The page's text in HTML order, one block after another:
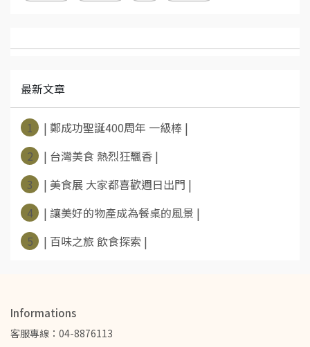
最新文章
1
| 鄭成功聖誕400周年 一級棒 |
2
| 台灣美食 熱烈狂飄香 |
3
| 美食展 大家都喜歡週日出門 |
4
| 讓美好的物產成為餐桌的風景 |
5
| 百味之旅 飲食探索 |
Informations
客服專線：04-8876113